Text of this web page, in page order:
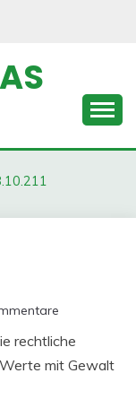
rechtliche
mit Gewalt